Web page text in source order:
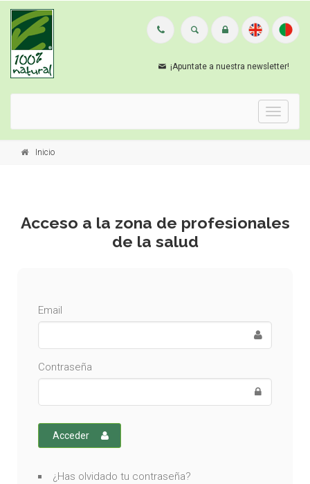
¡Apuntate a nuestra newsletter!
Menu
Inicio
Acceso a la zona de profesionales
de la salud
Email
Contraseña
Acceder
¿Has olvidado tu contraseña?